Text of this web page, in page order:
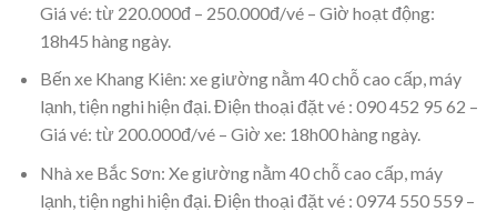
Giá vé: từ 220.000đ – 250.000đ/vé – Giờ hoạt động:
18h45 hàng ngày.
Bến xe Khang Kiên: xe giường nằm 40 chỗ cao cấp, máy
lạnh, tiện nghi hiện đại. Điện thoại đặt vé : 090 452 95 62 –
Giá vé: từ 200.000đ/vé – Giờ xe: 18h00 hàng ngày.
Nhà xe Bắc Sơn: Xe giường nằm 40 chỗ cao cấp, máy
lạnh, tiện nghi hiện đại. Điện thoại đặt vé : 0974 550 559 –